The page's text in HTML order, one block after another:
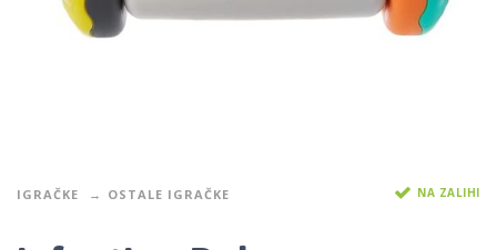
IGRAČKE OSTALE IGRAČKE NA ZALIHI